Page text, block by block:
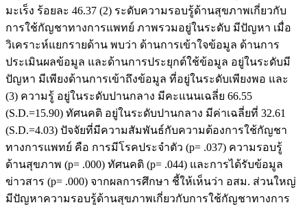
มะเร็ง ร้อยละ 46.37 (2) ระดับความรอบรู้ด้านสุขภาพเกี่ยวกับ
การใช้กัญชาทางการแพทย์ ภาพรวมอยู่ในระดับ มีปัญหา เมื่อ
วิเคราะห์แยกรายด้าน พบว่า ด้านการเข้าใจข้อมูล ด้านการ
ประเมินผลข้อมูล และด้านการประยุกต์ใช้ข้อมูล อยู่ในระดับมี
ปัญหา มีเพียงด้านการเข้าถึงข้อมูล ที่อยู่ในระดับเพียงพอ และ
(3) ความรู้ อยู่ในระดับปานกลาง มีคะแนนเฉลี่ย 66.55
(S.D.=15.90) ทัศนคติ อยู่ในระดับปานกลาง มีค่าเฉลี่ยที่ 32.61
(S.D.=4.03) ปัจจัยที่มีความสัมพันธ์กับความต้องการใช้กัญชา
ทางการแพทย์ คือ การมีโรคประจำตัว (p= .037) ความรอบรู้
ด้านสุขภาพ (p= .000) ทัศนคติ (p= .044) และการได้รับข้อมูล
ข่าวสาร (p= .000) จากผลการศึกษา ชี้ให้เห็นว่า อสม. ส่วนใหญ่
มีปัญหาความรอบรู้ด้านสุขภาพเกี่ยวกับการใช้กัญชาทางการ